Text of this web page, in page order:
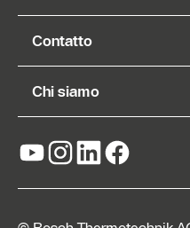
Contatto
Chi siamo